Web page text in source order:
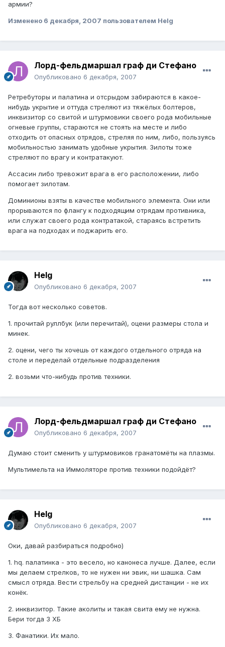
армии?
Изменено 6 декабря, 2007 пользователем Helg
Лорд-фельдмаршал граф ди Стефано
Опубликовано 6 декабря, 2007
Ретребуторы и палатина и отсрыдом забираются в какое-
нибудь укрытие и оттуда стреляют из тяжёлых болтеров,
инквизитор со свитой и штурмовики своего рода мобильные
огневые группы, стараются не стоять на месте и либо
отходить от опасных отрядов, стреляя по ним, либо, пользуясь
мобильностью занимать удобные укрытия. Зилоты тоже
стреляют по врагу и контратакуют.
Ассасин либо тревожит врага в его расположении, либо
помогает зилотам.
Доминионы взяты в качестве мобильного элемента. Они или
прорываются по флангу к подходящим отрядам противника,
или служат своего рода контратакой, стараясь встретить
врага на подходах и поджарить его.
Helg
Опубликовано 6 декабря, 2007
Тогда вот несколько советов.
1. прочитай руллбук (или перечитай), оцени размеры стола и
минек.
2. оцени, чего ты хочешь от каждого отдельного отряда на
столе и переделай отдельные подразделения
2. возьми что-нибудь против техники.
Лорд-фельдмаршал граф ди Стефано
Опубликовано 6 декабря, 2007
Думаю стоит сменить у штурмовиков гранатомёты на плазмы.
Мультимельта на Иммоляторе против техники подойдёт?
Helg
Опубликовано 6 декабря, 2007
Оки, давай разбираться подробно)
1. hq. палатинка - это весело, но канонеса лучше. Далее, если
мы делаем стрелков, то не нужен ни эвик, ни шашка. Сам
смысл отряда. Вести стрельбу на средней дистанции - не их
конёк.
2. инквизитор. Такие аколиты и такая свита ему не нужна.
Бери тогда 3 ХБ
3. Фанатики. Их мало.